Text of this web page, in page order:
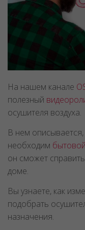
На нашем канале
полезный
осушителя воздуха.
В нем описывается,
необходим
он сможет
доме.
Вы узнаете, как
подобрать
назначения.